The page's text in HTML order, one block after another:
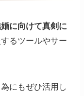
に向けて真剣に
るツールやサー
にもぜひ活用し